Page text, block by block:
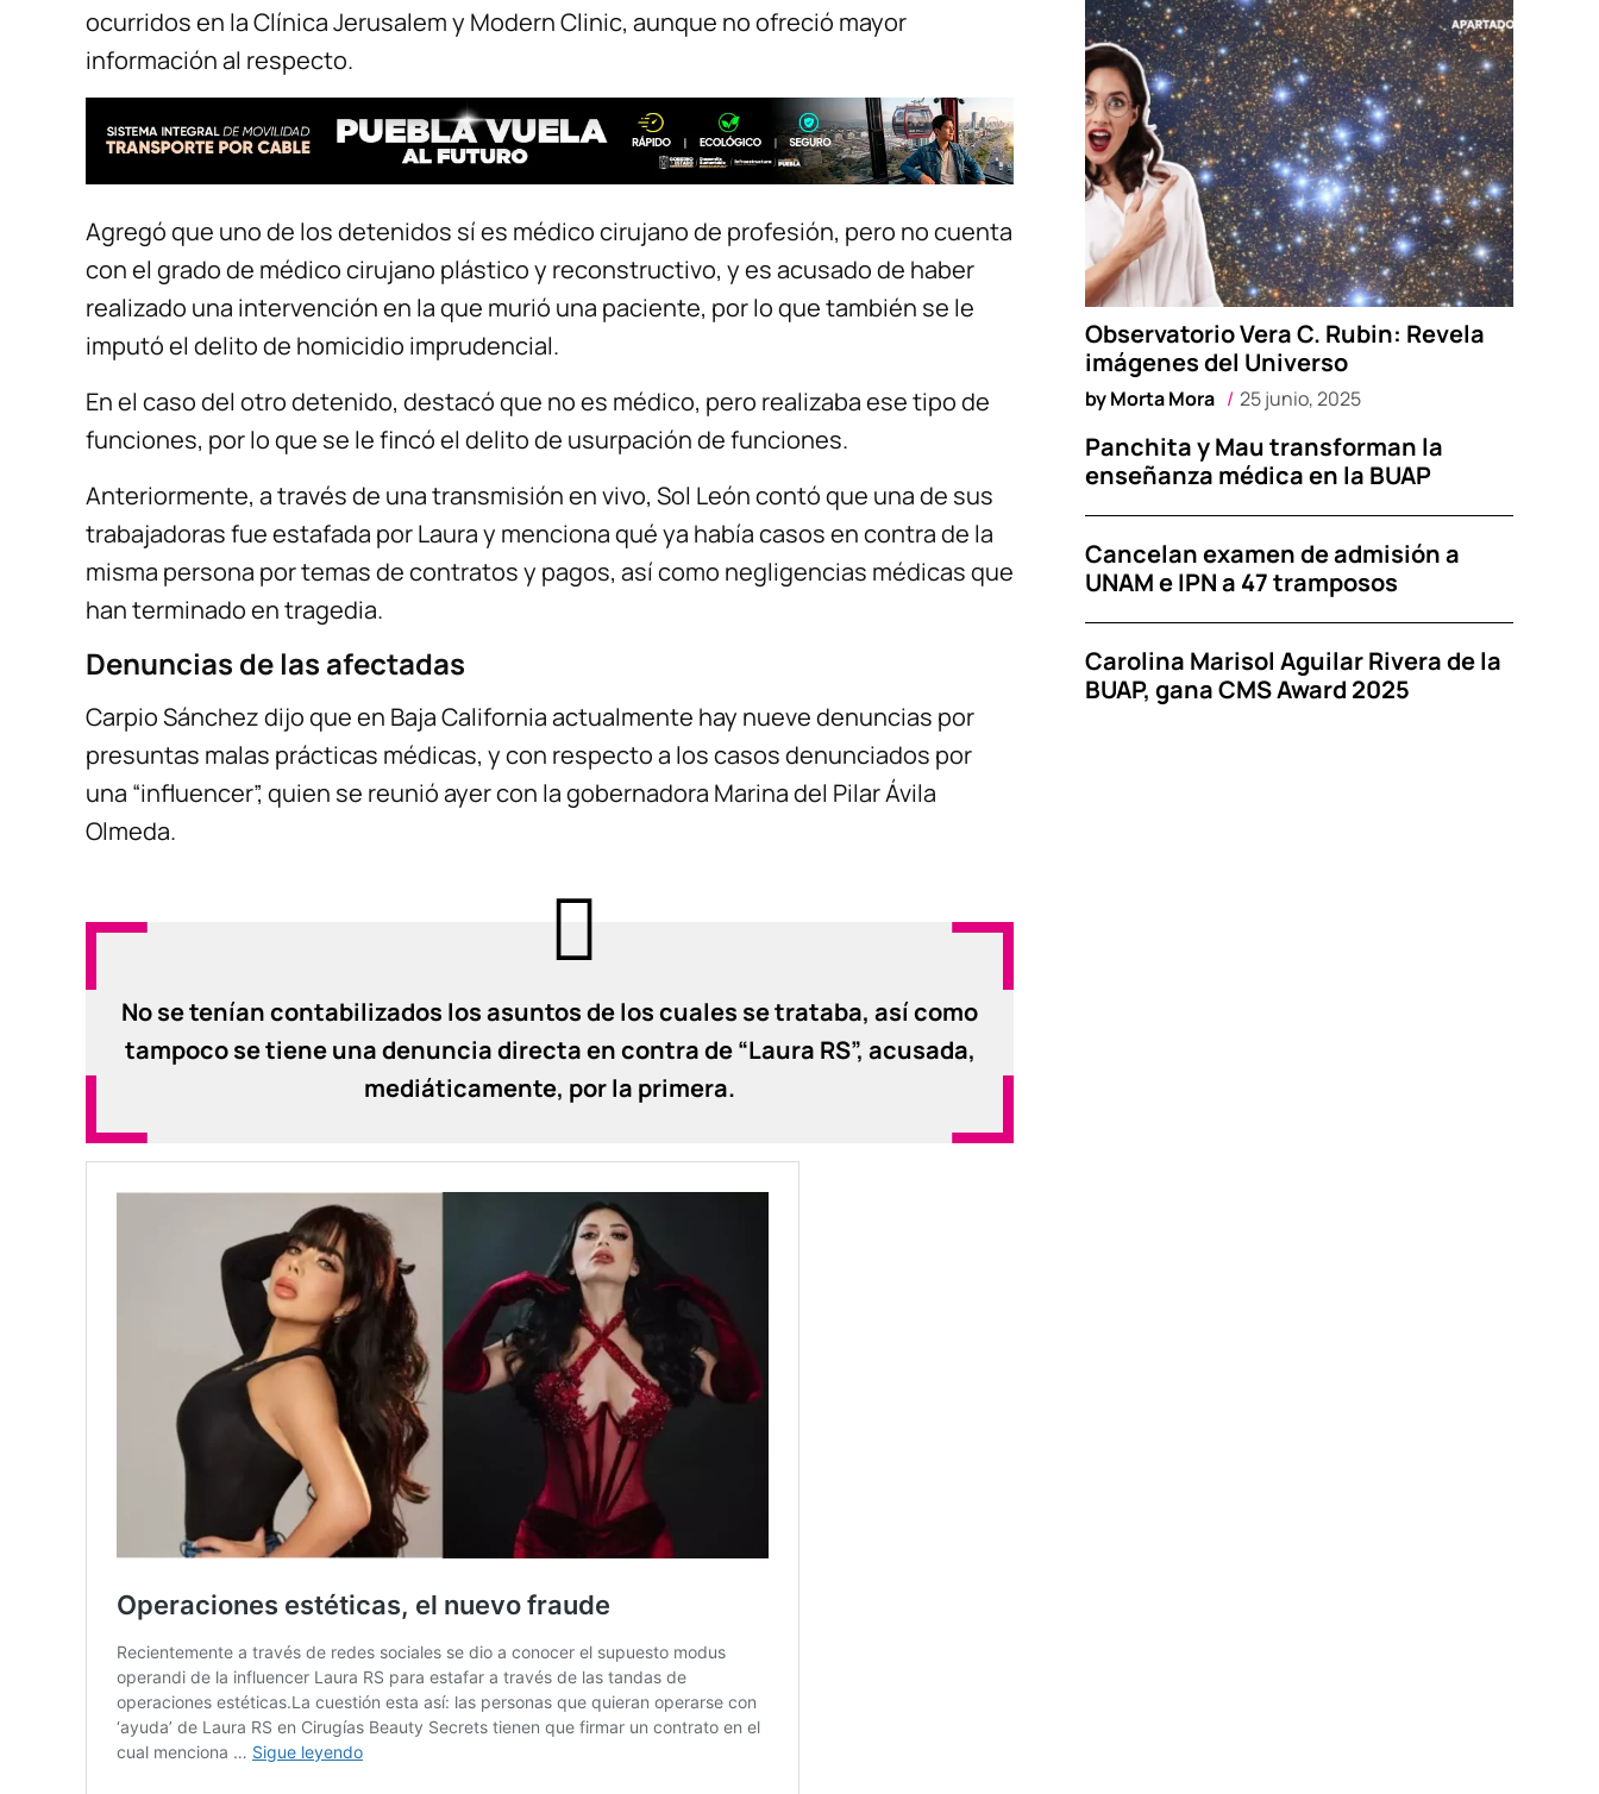
ocurridos en la Clínica Jerusalem y Modern Clinic, aunque no ofreció mayor
información al respecto.
Agregó que uno de los detenidos sí es médico cirujano de profesión, pero no cuenta
con el grado de médico cirujano plástico y reconstructivo, y es acusado de haber
realizado una intervención en la que murió una paciente, por lo que también se le
imputó el delito de homicidio imprudencial.
En el caso del otro detenido, destacó que no es médico, pero realizaba ese tipo de
funciones, por lo que se le fincó el delito de usurpación de funciones.
Anteriormente, a través de una transmisión en vivo, Sol León contó que una de sus
trabajadoras fue estafada por Laura y menciona qué ya había casos en contra de la
misma persona por temas de contratos y pagos, así como negligencias médicas que
han terminado en tragedia.
Denuncias de las afectadas
Carpio Sánchez dijo que en Baja California actualmente hay nueve denuncias por
presuntas malas prácticas médicas, y con respecto a los casos denunciados por
una “influencer”, quien se reunió ayer con la gobernadora Marina del Pilar Ávila
Olmeda.
No se tenían contabilizados los asuntos de los cuales se trataba, así como
tampoco se tiene una denuncia directa en contra de “Laura RS”, acusada,
mediáticamente, por la primera.
Observatorio Vera C. Rubin: Revela
imágenes del Universo
byMorta Mora 25 junio, 2025
Panchita y Mau transforman la
enseñanza médica en la BUAP
Cancelan examen de admisión a
UNAM e IPN a 47 tramposos
Carolina Marisol Aguilar Rivera de la
BUAP, gana CMS Award 2025